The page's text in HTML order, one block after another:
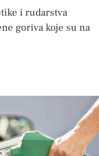
i rudarstva
goriva koje su na